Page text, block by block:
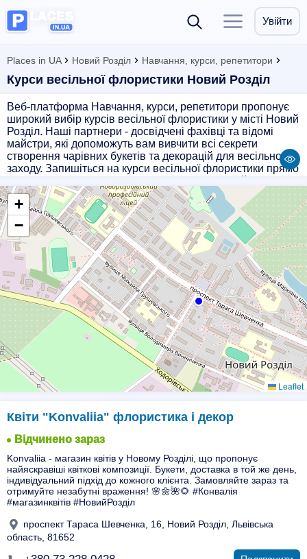
Увійти
Places in UA Новий Розділ Навчання, курси, репетитори
Курси весільної флористики Новий Розділ
Веб-платформа Навчання, курси, репетитори пропонує
широкий вибір курсів весільної флористики у місті Новий
Розділ. Наші партнери - досвідчені фахівці та відомі
майстри, які допоможуть вам вивчити всі секрети
створення чарівних букетів та декорацій для весільного
заходу. Запишіться на курси весільної флористики прямо
непересічній сфері!
+
−
Leaflet
Квіти "Konvaliia" флористика і декор
Відчинено зараз
Konvaliia - магазин квітів у Новому Розділі, що пропонує
найяскравіші квіткові композиції. Букети, доставка в той же день,
індивідуальний підхід до кожного клієнта. Замовляйте зараз та
отримуйте незабутні враження! 🌸🌼🌺🌻 #Конвалія
#магазинквітів #НовийРозділ
проспект Тараса Шевченка, 16, Новий Розділ, Львівська
область, 81652